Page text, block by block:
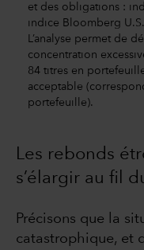
et des obligations :
indice Bloomberg
L’analyse permet de
concentration
84 titres en
acceptable
portefeuille).
Les rebonds
s’élargir au fil
Précisons que la
catastrophique, et